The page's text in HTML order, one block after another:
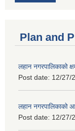
Plan and
लहान नगरपालिकाको
Post date: 12/27/
लहान
Post date: 12/27/